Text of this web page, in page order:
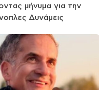
μήνυμα για την
Δυνάμεις